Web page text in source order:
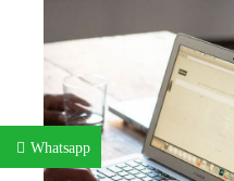
Whatsapp